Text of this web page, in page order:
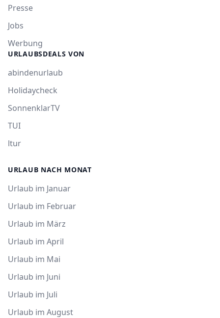
Presse
Jobs
Werbung
URLAUBSDEALS VON
abindenurlaub
Holidaycheck
SonnenklarTV
TUI
ltur
URLAUB NACH MONAT
Urlaub im Januar
Urlaub im Februar
Urlaub im März
Urlaub im April
Urlaub im Mai
Urlaub im Juni
Urlaub im Juli
Urlaub im August